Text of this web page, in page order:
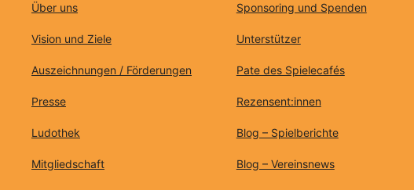
Über uns
Vision und Ziele
Auszeichnungen / Förderungen
Presse
Ludothek
Mitgliedschaft
Sponsoring und Spenden
Unterstützer
Pate des Spielecafés
Rezensent:innen
Blog – Spielberichte
Blog – Vereinsnews